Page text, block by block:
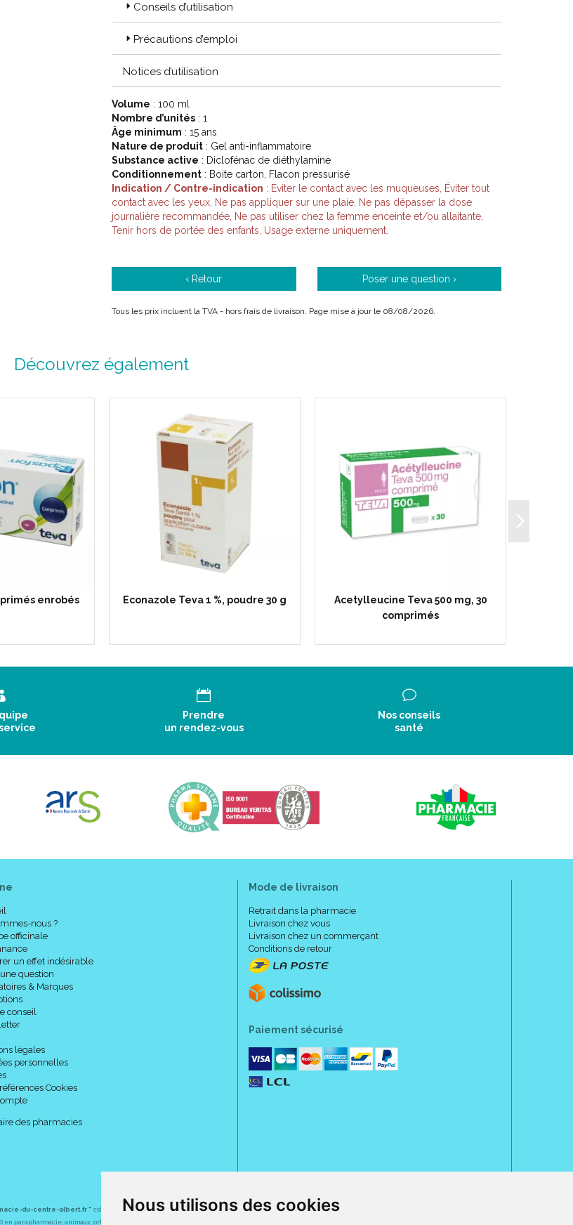
Nous utilisons des cookies
Conseils d’utilisation
Précautions d’emploi
Notices d’utilisation
Volume : 100 ml
Nombre d’unités : 1
Âge minimum : 15 ans
Nature de produit : Gel anti-inflammatoire
Substance active : Diclofénac de diéthylamine
Conditionnement : Boite carton, Flacon pressurisé
Indication / Contre-indication : Eviter le contact avec les muqueuses, Éviter tout
contact avec les yeux, Ne pas appliquer sur une plaie, Ne pas dépasser la dose
journalière recommandée, Ne pas utiliser chez la femme enceinte et/ou allaitante,
Tenir hors de portée des enfants, Usage externe uniquement.
‹ Retour Poser une question ›
Tous les prix incluent la TVA - hors frais de livraison. Page mise à jour le 08/08/2026.
Découvrez également
enrobés Econazole Teva 1 %, poudre 30 g
Acetylleucine Teva 500 mg, 30
comprimés
Prendre
un rendez-vous
Nos conseils
santé
nous ?
officinale
un effet indésirable
question
& Marques
conseil
légales
personnelles
Cookies
des pharmacies
Mode de livraison
Retrait dans la pharmacie
Livraison chez vous
Livraison chez un commerçant
Conditions de retour
Paiement sécurisé
du-centre-albert.fr " est le site internet de la pharmacie du centre
, 32 rue Jeanne d' Harcourt, 80300 Albert.
parapharmacie, animaux, orthopédie, matériel médical. 1700 en médicaments sans ordonnance.